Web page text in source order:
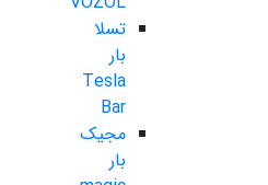
تسلا
بار
Tesla
Bar
مجیک
بار